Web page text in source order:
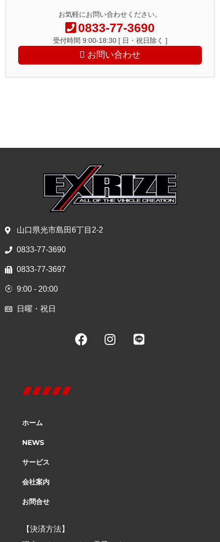
お気軽にお問い合わせください。
0833-77-3690
受付時間 9:00-18:30 [ 日・祝日除く ]
お問い合わせ
山口県光市島田6丁目2-2
0833-77-3690
0833-77-3697
9:00 - 20:00
日曜・祝日
ホーム
NEWS
サービス
会社案内
お問合せ
【決済方法】